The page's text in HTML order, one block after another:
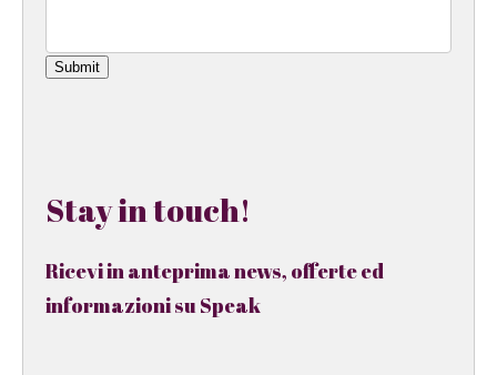
Submit
Stay in touch!
Ricevi in anteprima news, offerte ed
informazioni su Speak